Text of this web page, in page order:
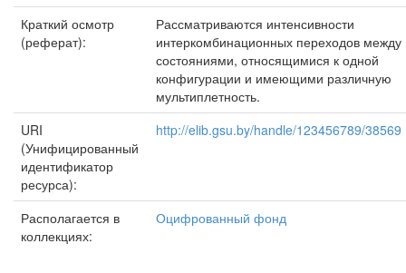
Краткий осмотр
(реферат):
Рассматриваются интенсивности
интеркомбинационных переходов между
состояниями, относящимися к одной
конфигурации и имеющими различную
мультиплетность.
URI
(Унифицированный
идентификатор
ресурса):
http://elib.gsu.by/handle/123456789/38569
Располагается в
коллекциях:
Оцифрованный фонд